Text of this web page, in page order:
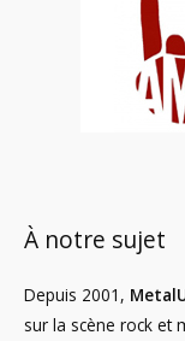
À notre sujet
Depuis 2001,
sur la scène rock et